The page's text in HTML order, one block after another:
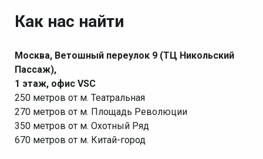
Как нас найти
Москва, Ветошный переулок 9 (ТЦ Никольский
Пассаж),
1 этаж, офис VSC
250 метров от м. Театральная
270 метров от м. Площадь Революции
350 метров от м. Охотный Ряд
670 метров от м. Китай-город